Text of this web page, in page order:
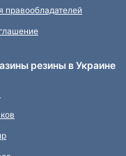
правообладателей
резины в Украине